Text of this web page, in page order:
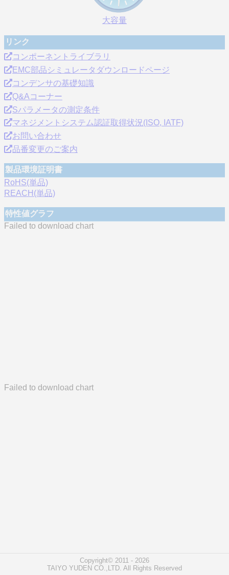
大容量
リンク
コンポーネントライブラリ
EMC部品シミュレータダウンロードページ
コンデンサの基礎知識
Q&Aコーナー
Sパラメータの測定条件
マネジメントシステム認証取得状況(ISO, IATF)
お問い合わせ
品番変更のご案内
製品環境証明書
RoHS(単品)
REACH(単品)
特性値グラフ
Failed to download chart
Failed to download chart
Copyright© 2011 - 2026
TAIYO YUDEN CO.,LTD. All Rights Reserved